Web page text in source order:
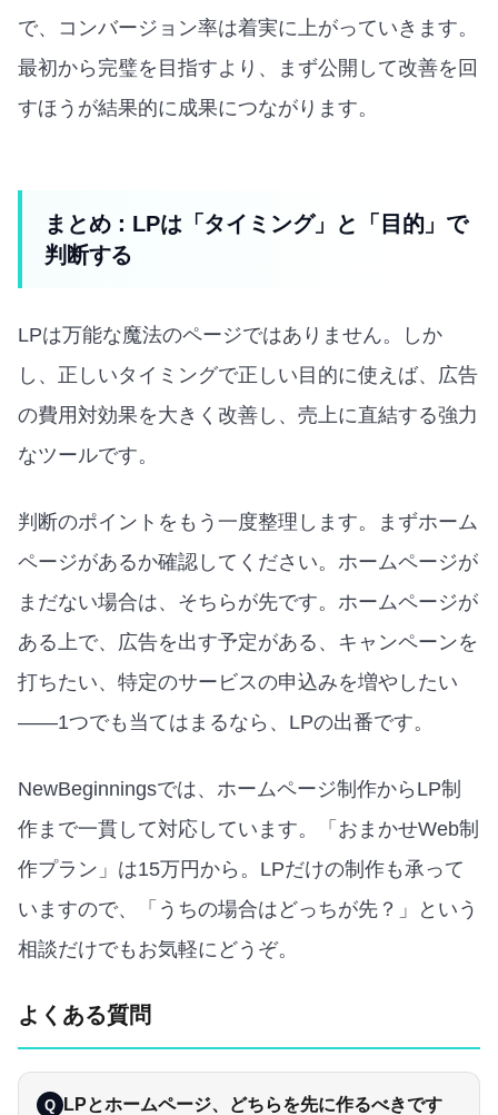
で、コンバージョン率は着実に上がっていきます。
最初から完璧を目指すより、まず公開して改善を回
すほうが結果的に成果につながります。
まとめ：LPは「タイミング」と「目的」で
判断する
LPは万能な魔法のページではありません。しか
し、正しいタイミングで正しい目的に使えば、広告
の費用対効果を大きく改善し、売上に直結する強力
なツールです。
判断のポイントをもう一度整理します。まずホーム
ページがあるか確認してください。ホームページが
まだない場合は、そちらが先です。ホームページが
ある上で、広告を出す予定がある、キャンペーンを
打ちたい、特定のサービスの申込みを増やしたい
——1つでも当てはまるなら、LPの出番です。
NewBeginningsでは、ホームページ制作からLP制
作まで一貫して対応しています。「おまかせWeb制
作プラン」は15万円から。LPだけの制作も承って
いますので、「うちの場合はどっちが先？」という
相談だけでもお気軽にどうぞ。
よくある質問
Q
LPとホームページ、どちらを先に作るべきです